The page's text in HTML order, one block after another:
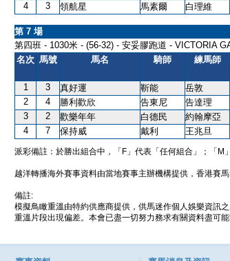
4
3 領航星 馬素爾 白理維
第 7 場
第四班 - 1030米 - (56-32) - 安妥膠跑道 - VICTORIA
名次 馬號 馬名 騎師 練馬師
1 3 真好運 靳能 岳敦
2
4 勝利歡欣 告東尼 告達理
3
2 歡樂年年 白德民 約翰摩亞
4
7 保持威 戴利 王兆旦
派彩備註：於勝出組合中，「F」代表「任何組合」；「M
越洋轉播海外賽事資料由當地賽事主辦機構提供，香港賽
備註:
模擬鳥瞰重溫由特約供應商提供，供馬迷作個人娛樂資訊
重溫片段出現偏差。本會已盡一切努力務求有關資料盡可